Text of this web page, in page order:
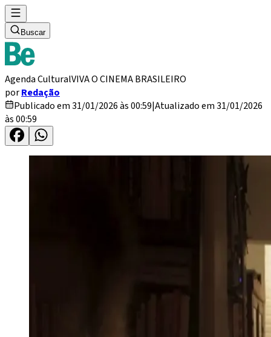
Buscar
Agenda CulturalVIVA O CINEMA BRASILEIRO
porRedação
Publicado em 31/01/2026 às 00:59|Atualizado em 31/01/2026
às 00:59